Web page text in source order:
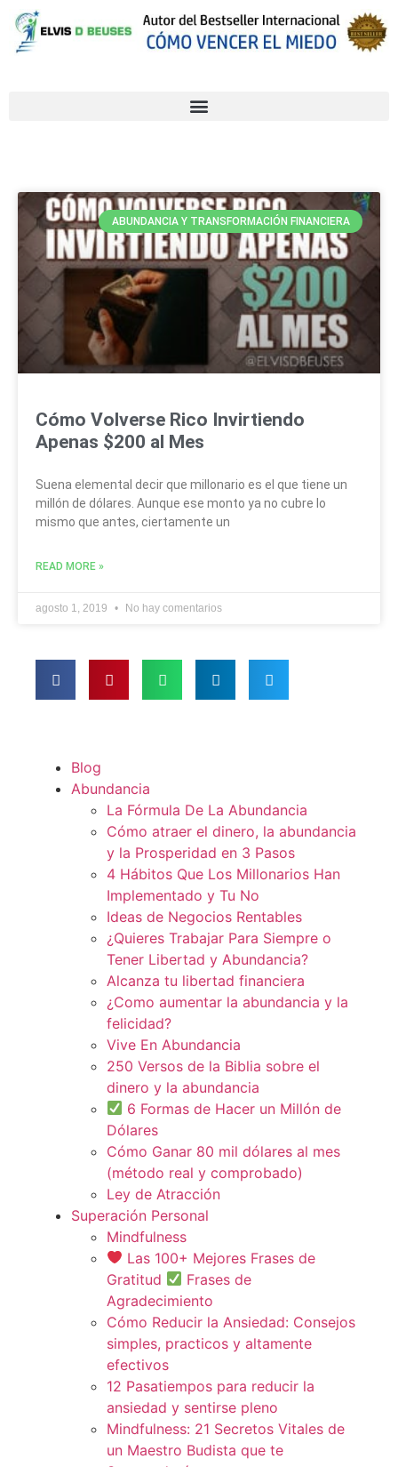
ABUNDANCIA Y TRANSFORMACIÓN FINANCIERA
Cómo Volverse Rico Invirtiendo
Apenas $200 al Mes
Suena elemental decir que millonario es el que tiene un
millón de dólares. Aunque ese monto ya no cubre lo
mismo que antes, ciertamente un
READ MORE »
agosto 1, 2019 No hay comentarios
Blog
Abundancia
La Fórmula De La Abundancia
Cómo atraer el dinero, la abundancia
y la Prosperidad en 3 Pasos
4 Hábitos Que Los Millonarios Han
Implementado y Tu No
Ideas de Negocios Rentables
¿Quieres Trabajar Para Siempre o
Tener Libertad y Abundancia?
Alcanza tu libertad financiera
¿Como aumentar la abundancia y la
felicidad?
Vive En Abundancia
250 Versos de la Biblia sobre el
dinero y la abundancia
6 Formas de Hacer un Millón de
Dólares
Cómo Ganar 80 mil dólares al mes
(método real y comprobado)
Ley de Atracción
Superación Personal
Mindfulness
Las 100+ Mejores Frases de
Gratitud
Frases de
Agradecimiento
Cómo Reducir la Ansiedad: Consejos
simples, practicos y altamente
efectivos
12 Pasatiempos para reducir la
ansiedad y sentirse pleno
Mindfulness: 21 Secretos Vitales de
un Maestro Budista que te